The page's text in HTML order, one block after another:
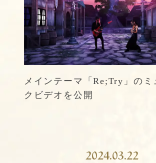
メインテーマ「Re;Try」のミ
クビデオを公開
2024.03.22